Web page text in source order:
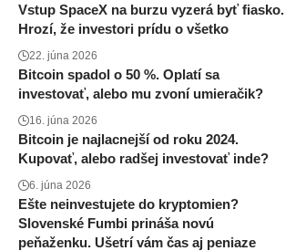
Vstup SpaceX na burzu vyzerá byť fiasko.
Hrozí, že investori prídu o všetko
22. júna 2026
Bitcoin spadol o 50 %. Oplatí sa
investovať, alebo mu zvoní umieračik?
16. júna 2026
Bitcoin je najlacnejší od roku 2024.
Kupovať, alebo radšej investovať inde?
6. júna 2026
Ešte neinvestujete do kryptomien?
Slovenské Fumbi prináša novú
peňaženku. Ušetrí vám čas aj peniaze